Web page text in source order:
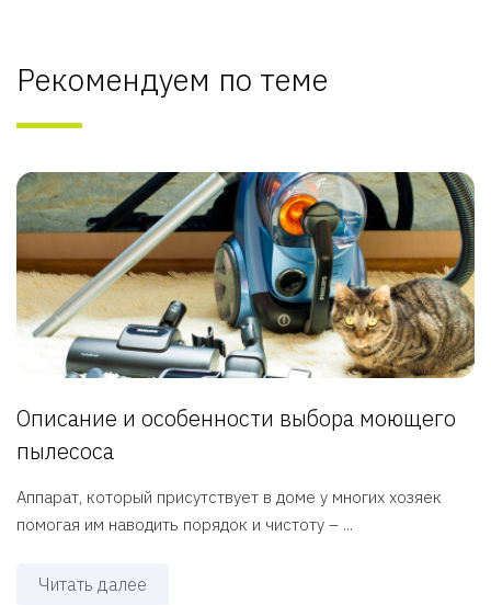
Рекомендуем по теме
Описание и особенности выбора моющего
пылесоса
Аппарат, который присутствует в доме у многих хозяек
помогая им наводить порядок и чистоту – ...
Читать далее